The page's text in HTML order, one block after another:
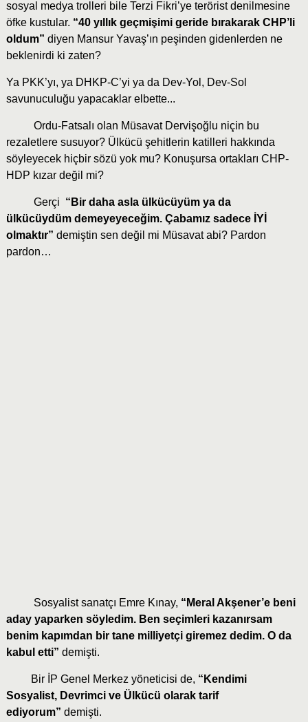
sosyal medya trolleri bile Terzi Fikri’ye terörist denilmesine
öfke kustular. “40 yıllık geçmişimi geride bırakarak CHP’li
oldum” diyen Mansur Yavaş’ın peşinden gidenlerden ne
beklenirdi ki zaten?
Ya PKK’yı, ya DHKP-C’yi ya da Dev-Yol, Dev-Sol
savunuculuğu yapacaklar elbette...
Ordu-Fatsalı olan Müsavat Dervişoğlu niçin bu
rezaletlere susuyor? Ülkücü şehitlerin katilleri hakkında
söyleyecek hiçbir sözü yok mu? Konuşursa ortakları CHP-
HDP kızar değil mi?
Gerçi “Bir daha asla ülkücüyüm ya da
ülkücüydüm demeyeyeceğim. Çabamız sadece İYİ
olmaktır” demiştin sen değil mi Müsavat abi? Pardon
pardon…
Sosyalist sanatçı Emre Kınay, “Meral Akşener’e beni
aday yaparken söyledim. Ben seçimleri kazanırsam
benim kapımdan bir tane milliyetçi giremez dedim. O da
kabul etti” demişti.
Bir İP Genel Merkez yöneticisi de, “Kendimi
Sosyalist, Devrimci ve Ülkücü olarak tarif
ediyorum” demişti.